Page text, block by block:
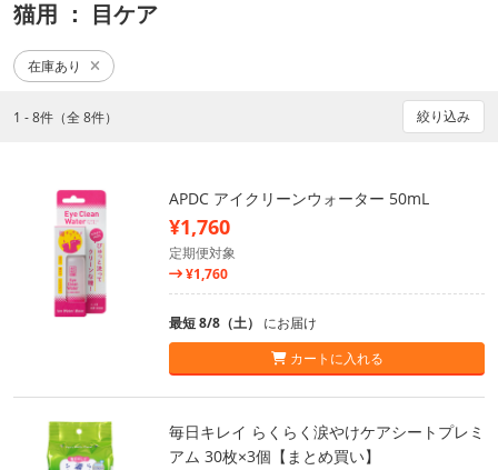
猫用 ： 目ケア
在庫あり
1 - 8件（全 8件） 絞り込み
APDC アイクリーンウォーター 50mL
¥1,760
定期便対象
¥1,760
最短 8/8（土） にお届け
カートに入れる
毎日キレイ らくらく涙やけケアシートプレミ
アム 30枚×3個【まとめ買い】